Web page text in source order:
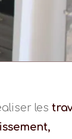
les